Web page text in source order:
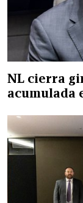
NL cierra
acumulada